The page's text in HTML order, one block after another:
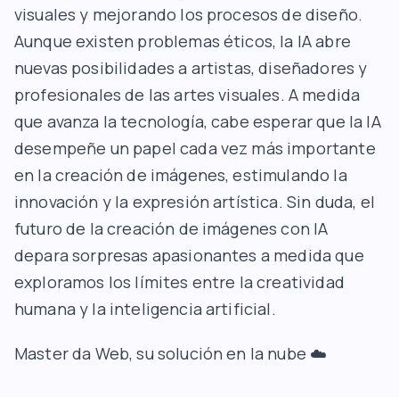
visuales y mejorando los procesos de diseño.
Aunque existen problemas éticos, la IA abre
nuevas posibilidades a artistas, diseñadores y
profesionales de las artes visuales. A medida
que avanza la tecnología, cabe esperar que la IA
desempeñe un papel cada vez más importante
en la creación de imágenes, estimulando la
innovación y la expresión artística. Sin duda, el
futuro de la creación de imágenes con IA
depara sorpresas apasionantes a medida que
exploramos los límites entre la creatividad
humana y la inteligencia artificial.
Master da Web, su solución en la nube ☁️